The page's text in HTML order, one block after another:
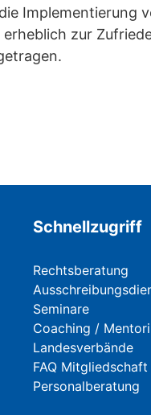
Implementierung
zur
Schnellzugriff
Rechtsberatung
Seminare
Coaching /
Landesverbände
FAQ Mitgliedschaft
Personalberatung